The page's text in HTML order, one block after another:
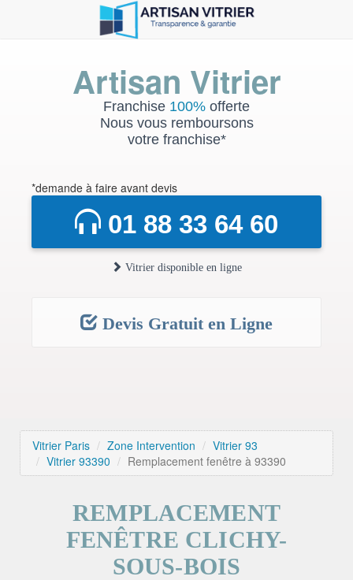
Artisan Vitrier
Franchise 100% offerte
Nous vous remboursons
votre franchise*
*demande à faire avant devis
01 88 33 64 60
Vitrier disponible en ligne
Devis Gratuit en Ligne
Vitrier Paris Zone Intervention
Vitrier 93
Vitrier 93390
Remplacement fenêtre à 93390
REMPLACEMENT
FENÊTRE CLICHY-
SOUS-BOIS